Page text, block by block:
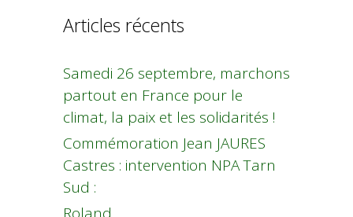
Articles récents
Samedi 26 septembre, marchons
partout en France pour le
climat, la paix et les solidarités !
Commémoration Jean JAURES
Castres : intervention NPA Tarn
Sud :